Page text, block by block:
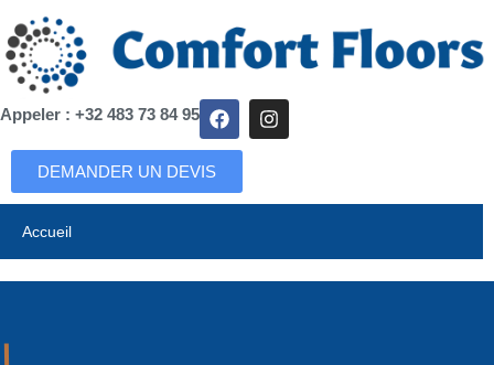
Appeler : +32 483 73 84 95
DEMANDER UN DEVIS
Accueil